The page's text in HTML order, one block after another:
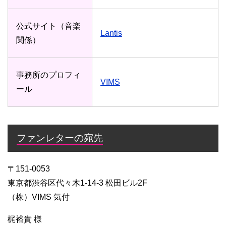
公式サイト（音楽
関係）
Lantis
事務所のプロフィ
ール
VIMS
ファンレターの宛先
〒151-0053
東京都渋谷区代々木1-14-3 松田ビル2F
（株）VIMS 気付
梶裕貴 様